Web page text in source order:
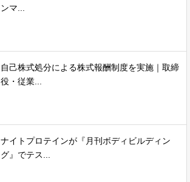
ンマ...
自己株式処分による株式報酬制度を実施｜取締
役・従業...
ナイトプロテインが『月刊ボディビルディン
グ』でテス...